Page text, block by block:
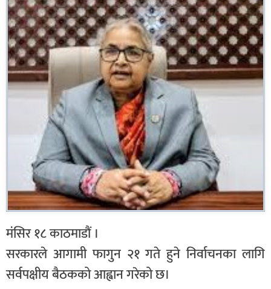
मंसिर १८ काठमाडौं ।
सरकारले आगामी फागुन २१ गते हुने निर्वाचनका लागि
सर्वपक्षीय बैठकको आह्वान गरेको छ।